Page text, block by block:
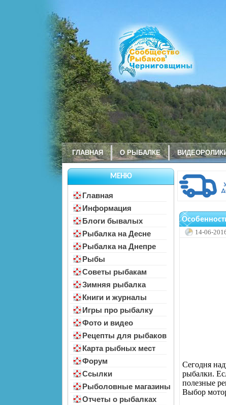
ГЛАВНАЯ О РЫБАЛКЕ
МЕНЮ
Главная
Информация
Блоги бывалых
Рыбалка на Десне
Рыбалка на Днепре
Рыбы
Советы рыбакам
Зимняя рыбалка
Книги и журналы
Игры про рыбалку
Фото и видео
Рецепты для рыбаков
Карта рыбных мест
Форум
Ссылки
Рыболовные магазины
Отчеты о рыбалках
14-06-
Сегодня
рыбалки.
полезные
Выбор